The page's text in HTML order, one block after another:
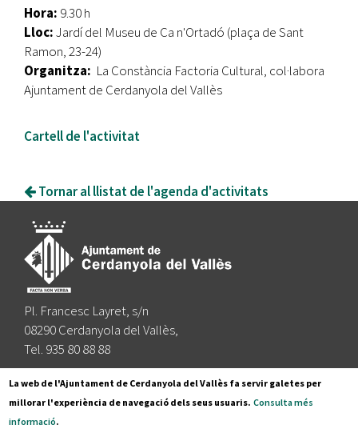
Hora: 9.30 h
Lloc:Jardí del Museu de Ca n'Ortadó (plaça de Sant
Ramon, 23-24)
Organitza: La Constància Factoria Cultural, col·labora
Ajuntament de Cerdanyola del Vallès
Cartell de l'activitat
Tornar al llistat de l'agenda d'activitats
Pl. Francesc Layret, s/n
08290 Cerdanyola del Vallès,
Tel. 935 80 88 88
Segueix-nos a:
La web de l'Ajuntament de Cerdanyola del Vallès fa servir galetes per
millorar l'experiència de navegació dels seus usuaris. Consulta més
informació.